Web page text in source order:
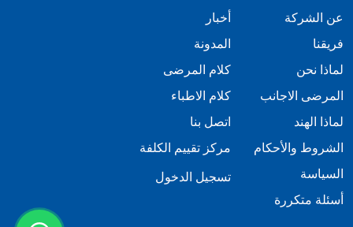
عن الشركة
فريقنا
لماذا نحن
المرضى الاجانب
لماذا الهند
الشروط والأحكام
السياسة
أسئلة متكررة
أخبار
المدونة
كلام المرضى
كلام الاطباء
اتصل بنا
مركز تقييم الكلفة
تسجيل الدخول